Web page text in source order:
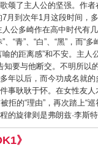
颂了主人公的坚强。作
7月到次年1月这段时间，
公多崎作在高中时代有
、“青”、“白”、“黑”，而“
喻的距离感”和不安。主人
知要与他断交。不明所以
年以后，而今功成名就的
事耿耿于怀。在女性友
拒的“理由”，再次踏上“
的旋律则是弗朗兹·李斯
》